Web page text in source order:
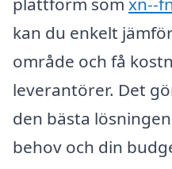
kan du enkelt
område och få
leverantörer. Det
den bästa
behov och din